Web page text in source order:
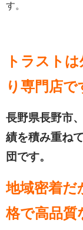
す。
トラスト
り専門店で
長野県長野市
績を積み重ね
団です。
地域密着だ
格で高品質